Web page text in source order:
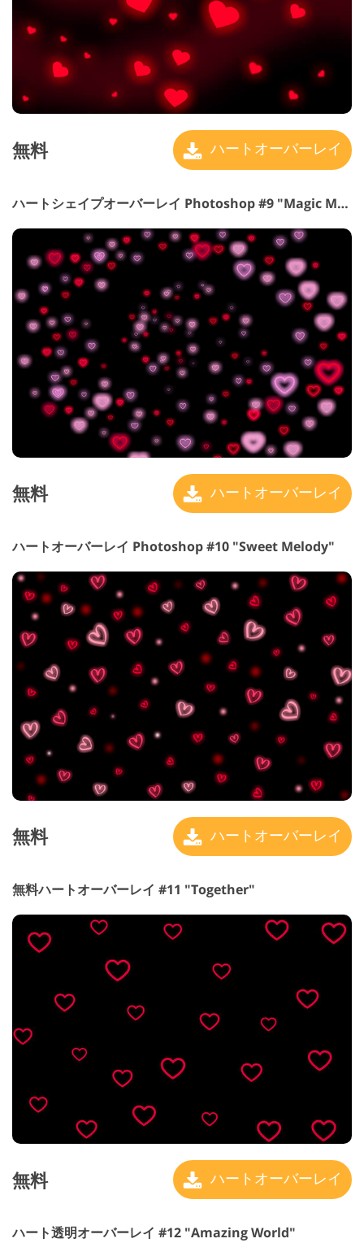
無料 ハートオーバーレイ
ハートシェイプオーバーレイ Photoshop #9 "Magic Moment"
無料 ハートオーバーレイ
ハートオーバーレイ Photoshop #10 "Sweet Melody"
無料 ハートオーバーレイ
無料ハートオーバーレイ #11 "Together"
無料 ハートオーバーレイ
ハート透明オーバーレイ #12 "Amazing World"